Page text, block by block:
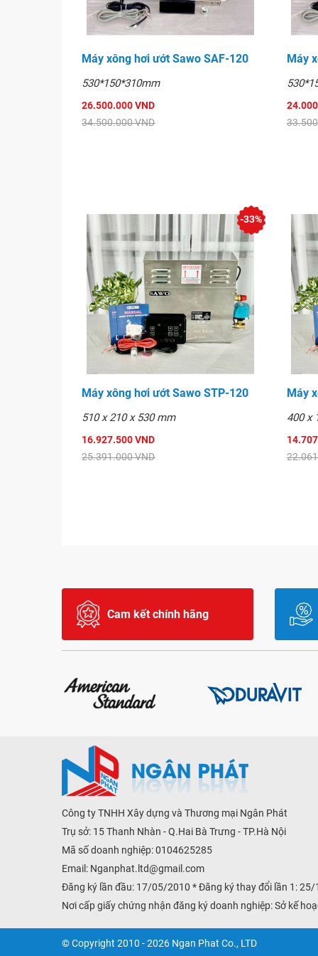
Máy xông hơi ướt Sawo SAF-120
530*150*310mm
26.500.000 VND
34.500.000 VND
Máy
Máy xông hơi ướt Sawo STP-120
510 x 210 x 530 mm
16.927.500 VND
25.391.000 VND
-33%
Máy
400 x
Cam kết chính hãng
Công ty TNHH Xây dựng và Thương mại Ngân Phát
Trụ sở: 15 Thanh Nhàn - Q.Hai Bà Trưng - TP.Hà Nội
Mã số doanh nghiệp: 0104625285
Email: Nganphat.ltd@gmail.com
Đăng ký lần đầu: 17/05/2010 * Đăng ký thay đổi lần 1:
Nơi cấp giấy chứng nhận đăng ký doanh nghiệp: Sở kế
© Copyright 2010 - 2026 Ngan Phat Co., LTD